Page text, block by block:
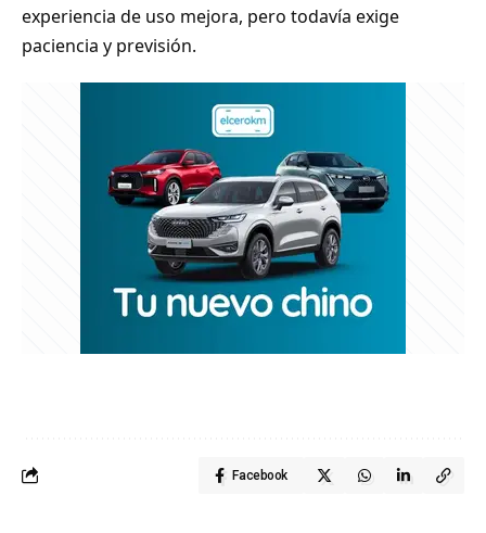
experiencia de uso mejora, pero todavía exige
paciencia y previsión.
Facebook